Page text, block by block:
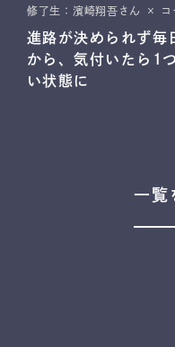
修了生：濱崎翔吾さん × コ
進路が決められず毎
から、気付いたら1
い状態に
一覧